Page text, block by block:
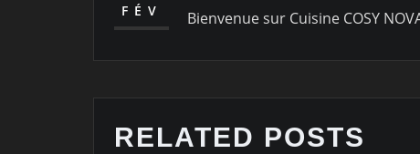
FÉV Bienvenue sur Cuisine COSY
RELATED POSTS